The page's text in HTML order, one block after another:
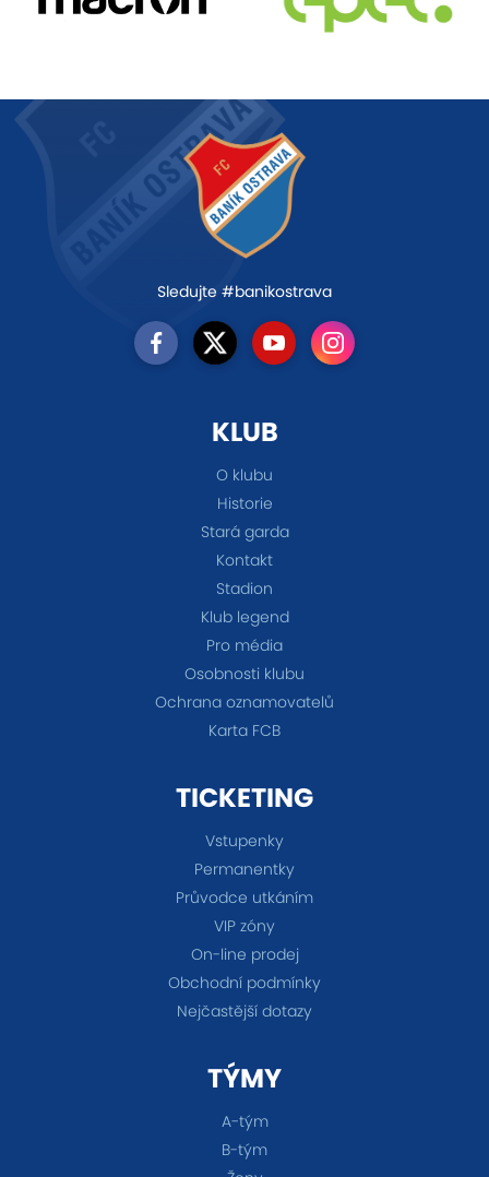
Sledujte #banikostrava
KLUB
O klubu
Historie
Stará garda
Kontakt
Stadion
Klub legend
Pro média
Osobnosti klubu
Ochrana oznamovatelů
Karta FCB
TICKETING
Vstupenky
Permanentky
Průvodce utkáním
VIP zóny
On-line prodej
Obchodní podmínky
Nejčastější dotazy
TÝMY
A-tým
B-tým